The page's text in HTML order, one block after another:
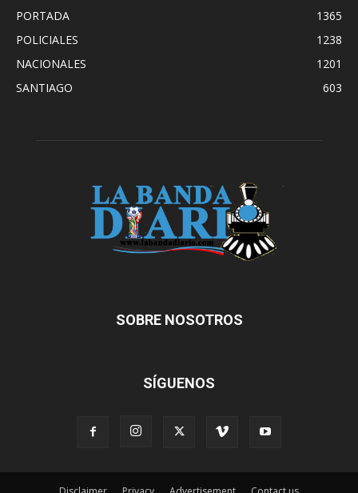
PORTADA
1365
POLICIALES
1238
NACIONALES
1201
SANTIAGO
603
SOBRE NOSOTROS
SÍGUENOS